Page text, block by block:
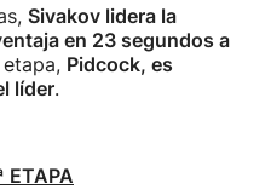
Sivakov lidera la
en 23 segundos a
Pidcock, es
líder.
ETAPA